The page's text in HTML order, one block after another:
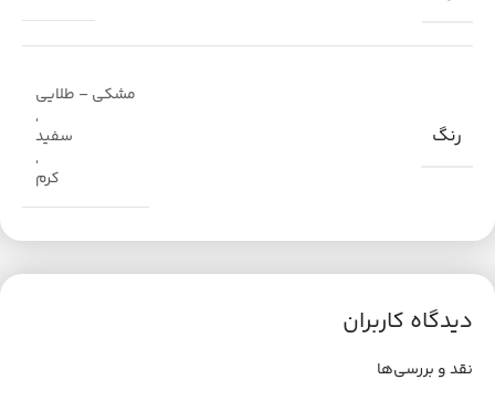
رنگ
مشکی – طلایی
,
سفید
,
کرم
دیدگاه کاربران
نقد و بررسی‌ها